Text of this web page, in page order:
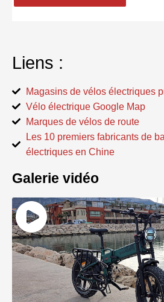
Liens :
Magasins de vélos électriques
Vélo électrique Google Map
Marques de vélos de route
Les 10 premiers fabricants de
électriques en Chine
Galerie vidéo